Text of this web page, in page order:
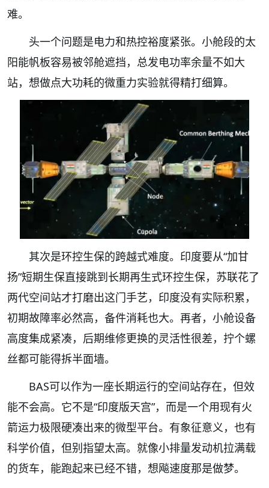
难。
头一个问题是电力和热控裕度紧张。小舱段的太
阳能帆板容易被邻舱遮挡，总发电功率余量不如大
站，想做点大功耗的微重力实验就得精打细算。
其次是环控生保的跨越式难度。印度要从“加甘
扬”短期生保直接跳到长期再生式环控生保，苏联花了
两代空间站才打磨出这门手艺，印度没有实际积累，
初期故障率必然高，备件消耗也大。再者，小舱设备
高度集成紧凑，后期维修更换的灵活性很差，拧个螺
丝都可能得拆半面墙。
BAS可以作为一座长期运行的空间站存在，但效
能不会高。它不是“印度版天宫”，而是一个用现有火
箭运力极限硬凑出来的微型平台。有象征意义，也有
科学价值，但别指望太高。就像小排量发动机拉满载
的货车，能跑起来已经不错，想飚速度那是做梦。